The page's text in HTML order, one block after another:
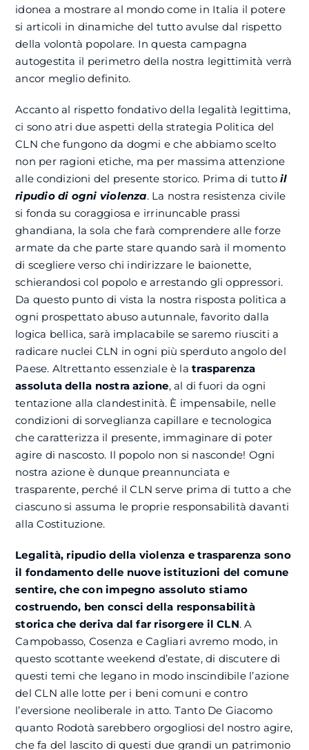
idonea a mostrare al mondo come in Italia il potere
si articoli in dinamiche del tutto avulse dal rispetto
della volontà popolare. In questa campagna
autogestita il perimetro della nostra legittimità verrà
ancor meglio definito.
Accanto al rispetto fondativo della legalità legittima,
ci sono atri due aspetti della strategia Politica del
CLN che fungono da dogmi e che abbiamo scelto
non per ragioni etiche, ma per massima attenzione
alle condizioni del presente storico. Prima di tuttoil
ripudio di ogni violenza. La nostra resistenza civile
si fonda su coraggiosa e irrinuncable prassi
ghandiana, la sola che farà comprendere alle forze
armate da che parte stare quando sarà il momento
di scegliere verso chi indirizzare le baionette,
schierandosi col popolo e arrestando gli oppressori.
Da questo punto di vista la nostra risposta politica a
ogni prospettato abuso autunnale, favorito dalla
logica bellica, sarà implacabile se saremo riusciti a
radicare nuclei CLN in ogni più sperduto angolo del
Paese. Altrettanto essenziale è latrasparenza
assoluta della nostra azione, al di fuori da ogni
tentazione alla clandestinità. È impensabile, nelle
condizioni di sorveglianza capillare e tecnologica
che caratterizza il presente, immaginare di poter
agire di nascosto. Il popolo non si nasconde! Ogni
nostra azione è dunque preannunciata e
trasparente, perché il CLN serve prima di tutto a che
ciascuno si assuma le proprie responsabilità davanti
alla Costituzione.
Legalità, ripudio della violenza e trasparenza sono
il fondamento delle nuove istituzioni del comune
sentire, che con impegno assoluto stiamo
costruendo, ben consci della responsabilità
storica che deriva dal far risorgere il CLN. A
Campobasso, Cosenza e Cagliari avremo modo, in
questo scottante weekend d’estate, di discutere di
questi temi che legano in modo inscindibile l’azione
del CLN alle lotte per i beni comuni e contro
l’eversione neoliberale in atto. Tanto De Giacomo
quanto Rodotà sarebbero orgogliosi del nostro agire,
che fa del lascito di questi due grandi un patrimonio